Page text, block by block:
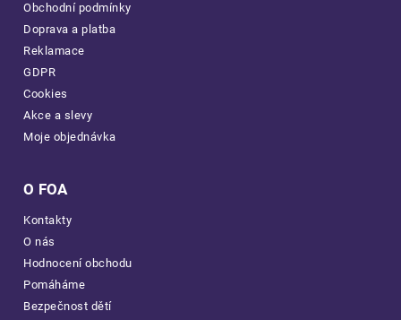
Obchodní podmínky
Doprava a platba
Reklamace
GDPR
Cookies
Akce a slevy
Moje objednávka
O FOA
Kontakty
O nás
Hodnocení obchodu
Pomáháme
Bezpečnost dětí